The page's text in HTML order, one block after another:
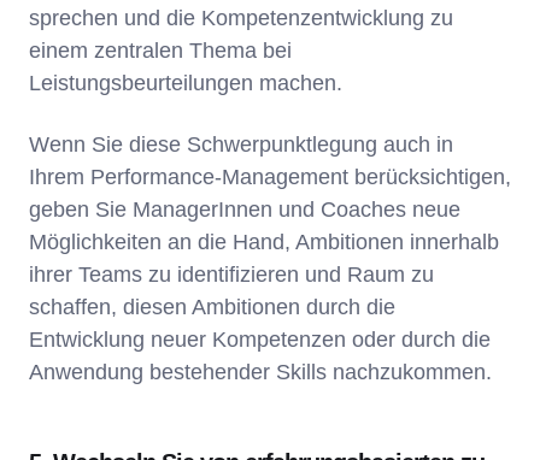
sprechen und die Kompetenzentwicklung zu
einem zentralen Thema bei
Leistungsbeurteilungen machen.
Wenn Sie diese Schwerpunktlegung auch in
Ihrem Performance-Management berücksichtigen,
geben Sie ManagerInnen und Coaches neue
Möglichkeiten an die Hand, Ambitionen innerhalb
ihrer Teams zu identifizieren und Raum zu
schaffen, diesen Ambitionen durch die
Entwicklung neuer Kompetenzen oder durch die
Anwendung bestehender Skills nachzukommen.